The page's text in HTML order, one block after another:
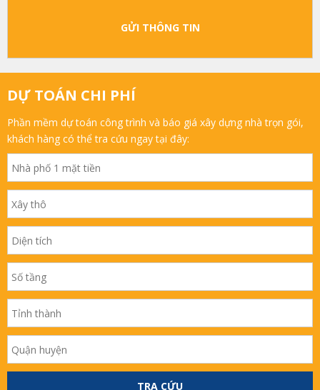
GỬI THÔNG TIN
DỰ TOÁN CHI PHÍ
Phần mềm dự toán công trình và báo giá xây dựng nhà trọn gói,
khách hàng có thể tra cứu ngay tại đây:
TRA CỨU